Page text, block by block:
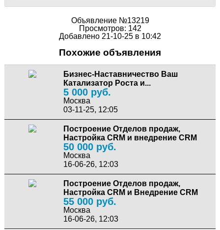
Объявление №13219
Просмотров: 142
Добавлено 21-10-25 в 10:42
Похожие объявления
Бизнес-Наставничество Ваш
Катализатор Роста и...
5 000 руб.
Москва
03-11-25, 12:05
Построение Отделов продаж,
Настройка CRM и внедрение CRM
50 000 руб.
Москва
16-06-26, 12:03
Построение Отделов продаж,
Настройка CRM и Внедрение CRM
55 000 руб.
Москва
16-06-26, 12:03